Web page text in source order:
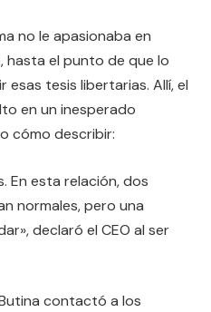
no le apasionaba en
hasta el punto de que lo
tesis libertarias. Allí, el
en un inesperado
cómo describir:
En esta relación, dos
normales, pero una
declaró el CEO al ser
contactó a los